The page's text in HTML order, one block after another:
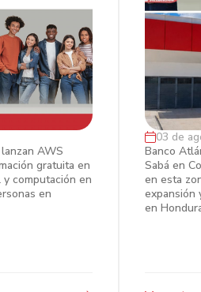
AWS AWS
gratuita en
computación en
en
en
03 de
Banco
Sabá en
en esta
expansión
en